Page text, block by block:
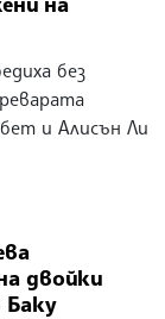
без
и Алисън Ли
двойки